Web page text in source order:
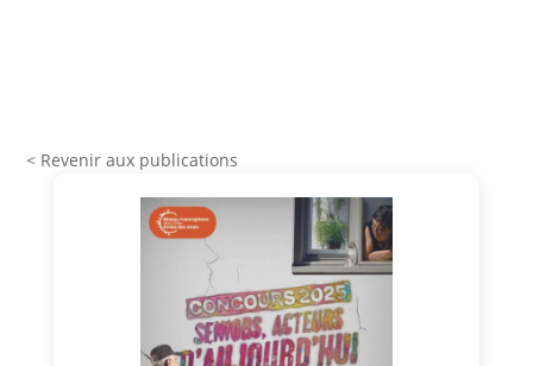
< Revenir aux publications